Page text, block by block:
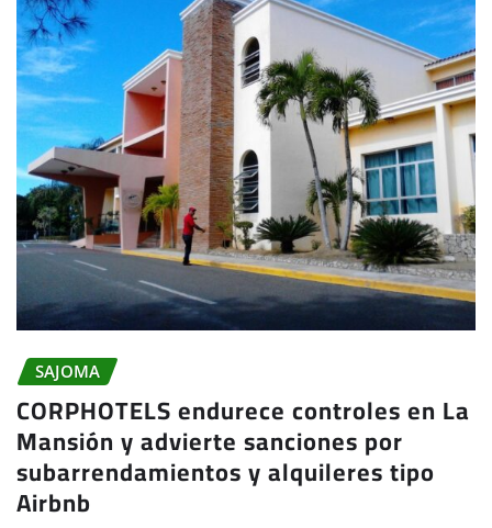
SAJOMA
CORPHOTELS endurece controles en La
Mansión y advierte sanciones por
subarrendamientos y alquileres tipo
Airbnb